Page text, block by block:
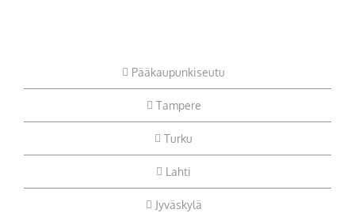
Pääkaupunkiseutu
Tampere
Turku
Lahti
Jyväskylä